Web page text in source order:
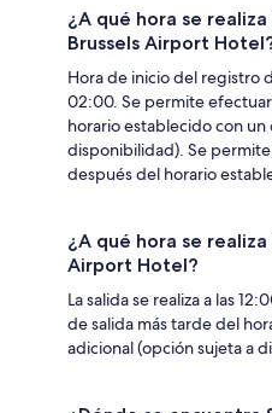
¿A qué hora se
Brussels Airport
Hora de inicio del registro
02:00. Se permite
horario establecido con un
disponibilidad). Se
después del horario
¿A qué hora se
Airport Hotel?
La salida se realiza a las
de salida más tarde del
adicional (opción sujeta a